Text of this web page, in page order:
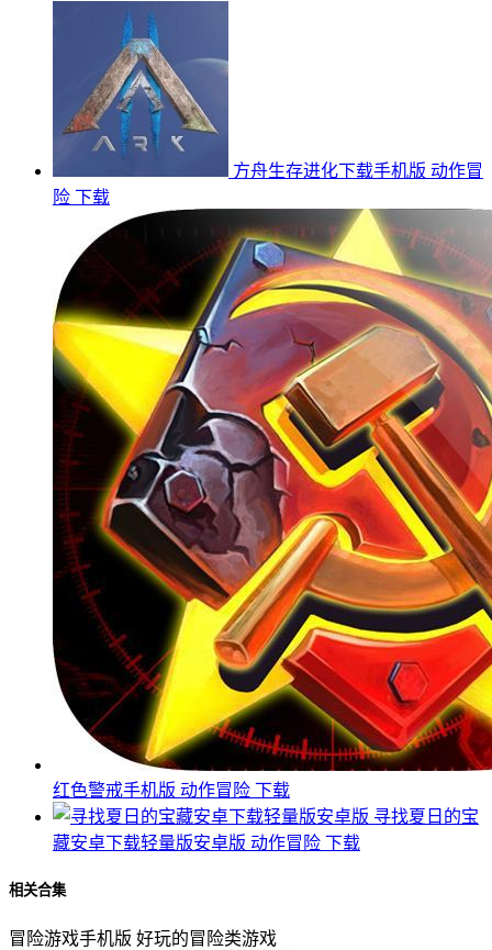
方舟生存进化下载手机版 动作冒
险 下载
红色警戒手机版 动作冒险 下载
寻找夏日的宝
藏安卓下载轻量版安卓版 动作冒险 下载
相关合集
冒险游戏手机版 好玩的冒险类游戏